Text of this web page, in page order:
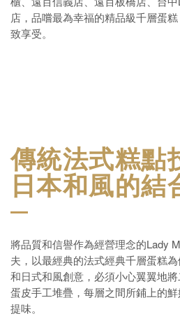
店，品嚐最為幸福的精品級千層蛋
致享受。
傳統法式糕點
日本和風的結
將品質和信譽作為經營理念的Lady M
夫，以最經典的法式經典千層蛋糕
和日式和風創意，必須小心翼翼地
蛋皮手工堆疊，每層之間所鋪上的
提味。